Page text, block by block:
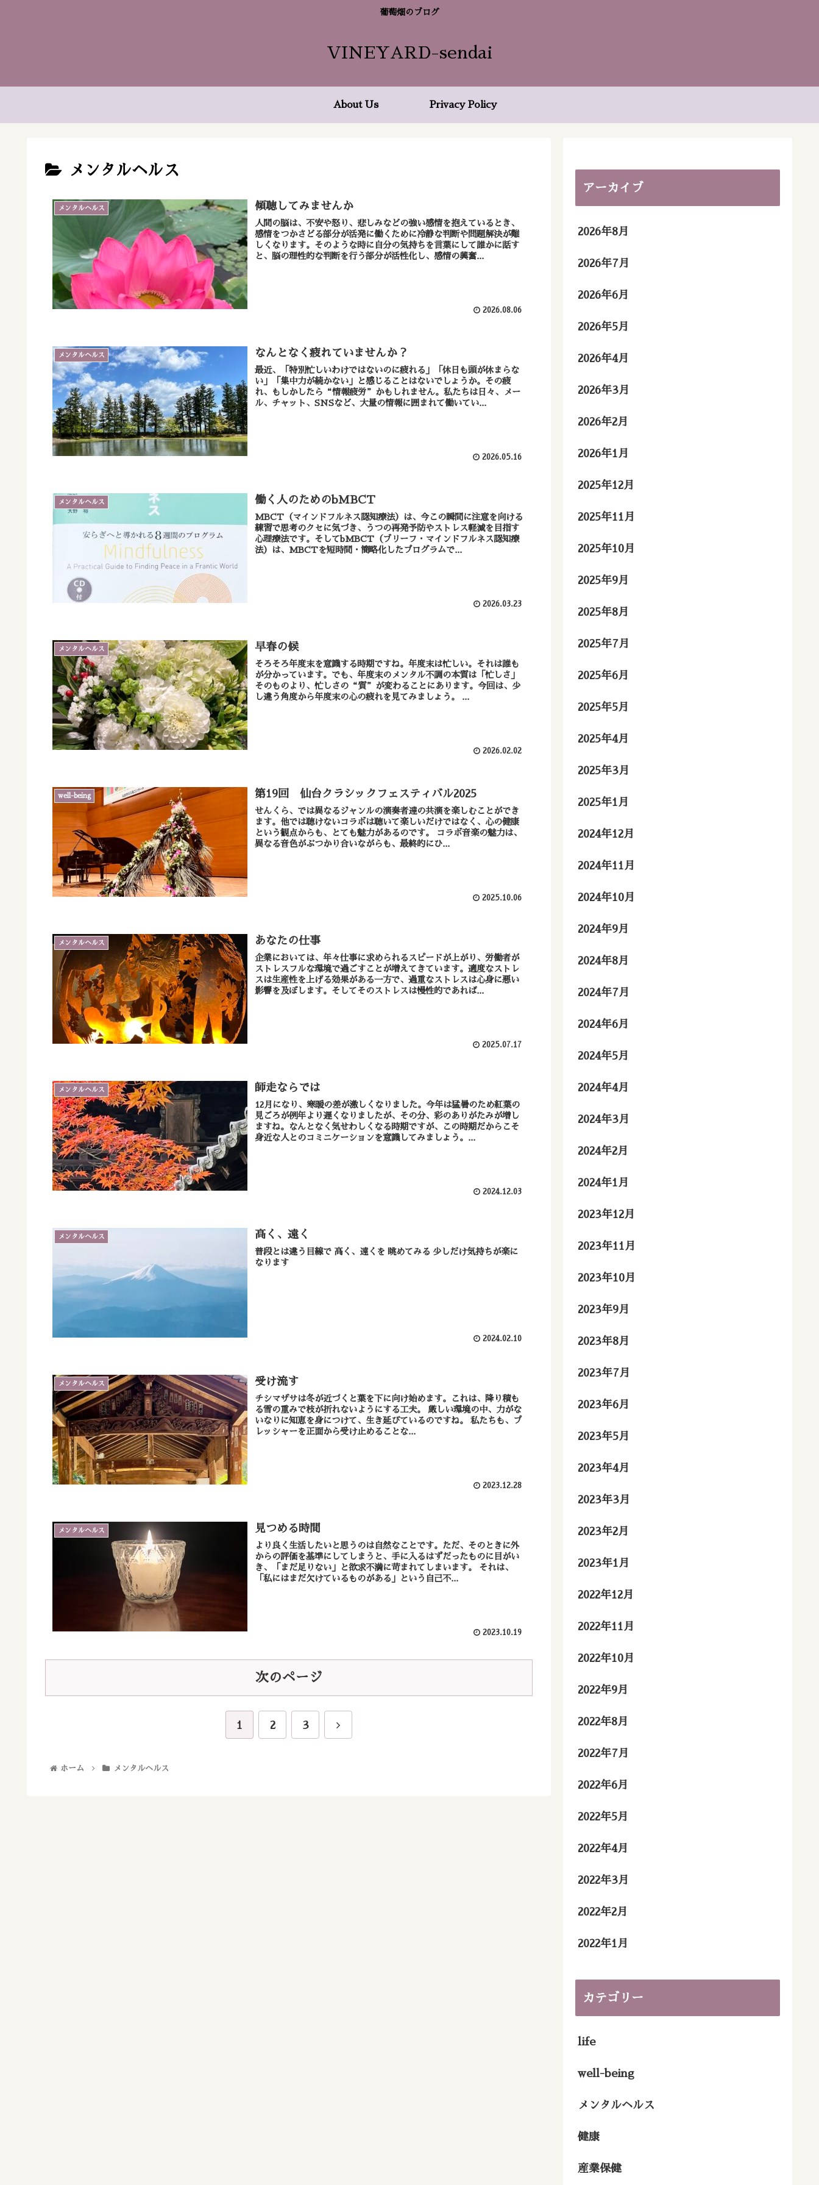
葡萄畑のブログ
VINEYARD-sendai
About Us Privacy Policy
メンタルヘルス
メンタルヘルス 傾聴してみませんか
人間の脳は、不安や怒り、悲しみなどの強い感情を抱えているとき、
感情をつかさどる部分が活発に働くために冷静な判断や問題解決が難
しくなります。そのような時に自分の気持ちを言葉にして誰かに話す
と、脳の理性的な判断を行う部分が活性化し、感情の興奮...
2026.08.06
メンタルヘルス なんとなく疲れていませんか？
最近、「特別忙しいわけではないのに疲れる」「休日も頭が休まらな
い」「集中力が続かない」と感じることはないでしょうか。その疲
れ、もしかしたら“情報疲労”かもしれません。私たちは日々、メー
ル、チャット、SNSなど、大量の情報に囲まれて働いてい...
2026.05.16
メンタルヘルス 働く人のためのbMBCT
MBCT（マインドフルネス認知療法）は、今この瞬間に注意を向ける
練習で思考のクセに気づき、うつの再発予防やストレス軽減を目指す
心理療法です。そしてbMBCT（ブリーフ・マインドフルネス認知療
法）は、MBCTを短時間・簡略化したプログラムで...
2026.03.23
メンタルヘルス 早春の候
そろそろ年度末を意識する時期ですね。年度末は忙しい。それは誰も
が分かっています。でも、年度末のメンタル不調の本質は「忙しさ」
そのものより、忙しさの“質”が変わることにあります。今回は、少
し違う角度から年度末の心の疲れを見てみましょう。 ...
2026.02.02
well-being 第19回 仙台クラシックフェスティバル2025
せんくら、では異なるジャンルの演奏者達の共演を楽しむことができ
ます。他では聴けないコラボは聴いて楽しいだけではなく、心の健康
という観点からも、とても魅力があるのです。 コラボ音楽の魅力は、
異なる音色がぶつかり合いながらも、最終的にひ...
2025.10.06
メンタルヘルス あなたの仕事
企業においては、年々仕事に求められるスピードが上がり、労働者が
ストレスフルな環境で過ごすことが増えてきています。適度なストレ
スは生産性を上げる効果がある一方で、過重なストレスは心身に悪い
影響を及ぼします。そしてそのストレスは慢性的であれば...
2025.07.17
メンタルヘルス 師走ならでは
12月になり、寒暖の差が激しくなりました。今年は猛暑のため紅葉の
見ごろが例年より遅くなりましたが、その分、彩のありがたみが増し
ますね。なんとなく気せわしくなる時期ですが、この時期だからこそ
身近な人とのコミニケーションを意識してみましょう。...
2024.12.03
メンタルヘルス 高く、遠く
普段とは違う目線で 高く、遠くを 眺めてみる 少しだけ気持ちが楽に
なります
2024.02.10
メンタルヘルス 受け流す
チシマザサは冬が近づくと葉を下に向け始めます。これは、降り積も
る雪の重みで枝が折れないようにする工夫。 厳しい環境の中、力がな
いなりに知恵を身につけて、生き延びているのですね。 私たちも、プ
レッシャーを正面から受け止めることな...
2023.12.28
メンタルヘルス 見つめる時間
より良く生活したいと思うのは自然なことです。ただ、そのときに外
からの評価を基準にしてしまうと、手に入るはずだったものに目がい
き、「まだ足りない」と欲求不満に苛まれてしまいます。 それは、
「私にはまだ欠けているものがある」という自己不...
2023.10.19
次のページ
1 2 3
ホーム メンタルヘルス
アーカイブ
2026年8月
2026年7月
2026年6月
2026年5月
2026年4月
2026年3月
2026年2月
2026年1月
2025年12月
2025年11月
2025年10月
2025年9月
2025年8月
2025年7月
2025年6月
2025年5月
2025年4月
2025年3月
2025年1月
2024年12月
2024年11月
2024年10月
2024年9月
2024年8月
2024年7月
2024年6月
2024年5月
2024年4月
2024年3月
2024年2月
2024年1月
2023年12月
2023年11月
2023年10月
2023年9月
2023年8月
2023年7月
2023年6月
2023年5月
2023年4月
2023年3月
2023年2月
2023年1月
2022年12月
2022年11月
2022年10月
2022年9月
2022年8月
2022年7月
2022年6月
2022年5月
2022年4月
2022年3月
2022年2月
2022年1月
カテゴリー
life
well-being
メンタルヘルス
健康
産業保健